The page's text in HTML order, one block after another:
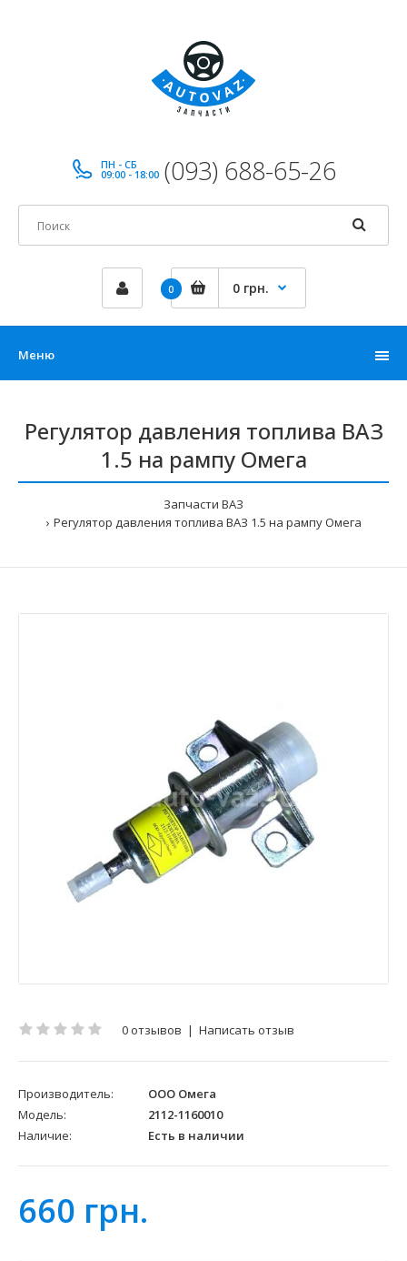
ПН - СБ
09:00 - 18:00 (093) 688-65-26
0 0 грн.
Меню
Регулятор давления топлива ВАЗ
1.5 на рампу Омега
Запчасти ВАЗ
Регулятор давления топлива ВАЗ 1.5 на рампу Омега
0 отзывов | Написать отзыв
Производитель:
ООО Омега
Модель:
2112-1160010
Наличие:
Есть в наличии
660 грн.